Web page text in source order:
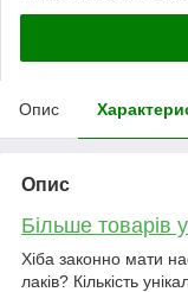
Опис
Опис
Більше товарів
Хіба законно мати
лаків? Кількість